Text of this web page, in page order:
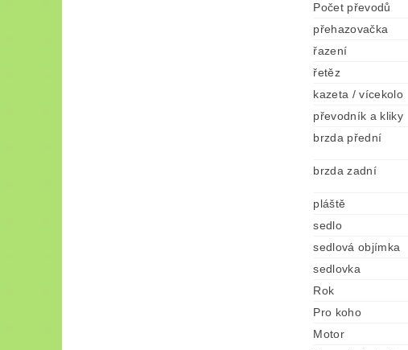
Počet převodů
přehazovačka
řazení
řetěz
kazeta / vícekolo
převodník a kliky
brzda přední
brzda zadní
pláště
sedlo
sedlová objímka
sedlovka
Rok
Pro koho
Motor